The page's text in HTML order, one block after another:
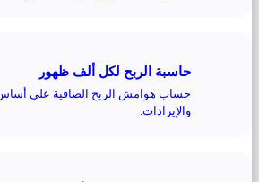
حاسبة الربح لكل ألف ظهور
حساب هوامش الربح الصافية على أساس
والإيرادات.